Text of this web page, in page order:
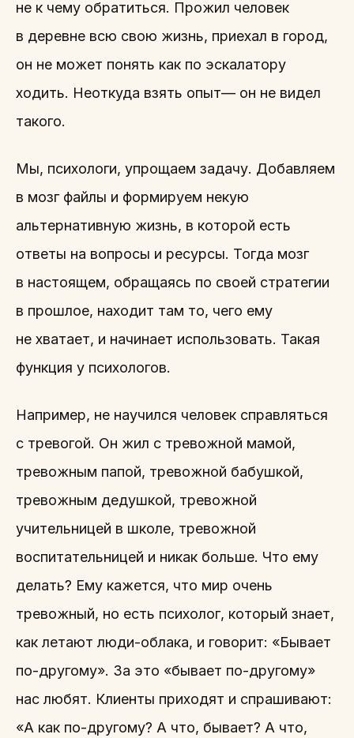
не к чему обратиться. Прожил человек
в деревне всю свою жизнь, приехал в город,
он не может понять как по эскалатору
ходить. Неоткуда взять опыт— он не видел
такого.
Мы, психологи, упрощаем задачу. Добавляем
в мозг файлы и формируем некую
альтернативную жизнь, в которой есть
ответы на вопросы и ресурсы. Тогда мозг
в настоящем, обращаясь по своей стратегии
в прошлое, находит там то, чего ему
не хватает, и начинает использовать. Такая
функция у психологов.
Например, не научился человек справляться
с тревогой. Он жил с тревожной мамой,
тревожным папой, тревожной бабушкой,
тревожным дедушкой, тревожной
учительницей в школе, тревожной
воспитательницей и никак больше. Что ему
делать? Ему кажется, что мир очень
тревожный, но есть психолог, который знает,
как летают люди-облака, и говорит: «Бывает
по-другому». За это «бывает по-другому»
нас любят. Клиенты приходят и спрашивают:
«А как по-другому? А что, бывает? А что,